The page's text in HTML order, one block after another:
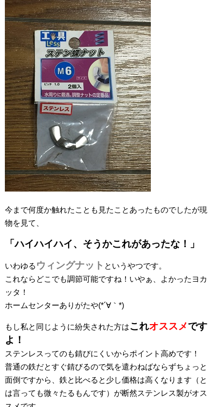
今まで何度か触れたことも見たことあったものでしたが現
物を見て、
「ハイハイハイ、そうかこれがあったな！」
いわゆる ウィングナット というやつです。
これならどこでも調節可能ですね！いやぁ、よかったヨカ
ッタ！
ホームセンターありがたや(*´∀｀*)
もし私と同じように紛失された方はこれオススメです
よ！
ステンレスってのも錆びにくいからポイント高めです！
普通の鉄だとすぐ錆びるので気を遣わねばならずちょっと
面倒ですから、鉄と比べると少し価格は高くなります（と
は言っても微々たるもんです）が断然ステンレス製がオス